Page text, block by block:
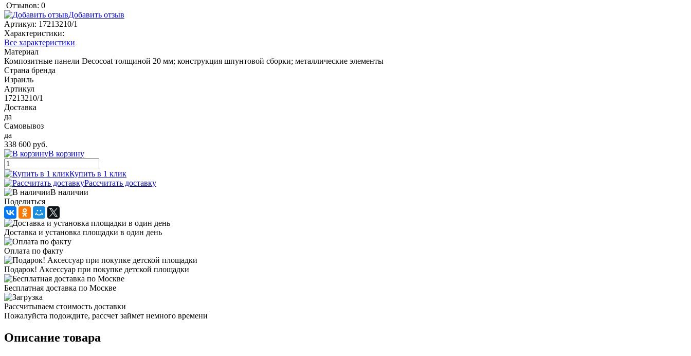
Отзывов: 0
Добавить отзыв
Артикул: 17213210/1
Характеристики:
Все характеристики
Материал
Композитные панели Decocoat толщиной 20 мм; конструкция шпунтовой сборки; металлические элементы
Страна бренда
Израиль
Артикул
17213210/1
Доставка
да
Самовывоз
да
338 600 руб.
В корзину
Купить в 1 клик
Рассчитать доставку
В наличии
Поделиться
Доставка и установка площадки в один день
Оплата по факту
Подарок! Аксессуар при покупке детской площадки
Бесплатная доставка по Москве
Рассчитываем стоимость доставки
Пожалуйста подождите, рассчет займет немного времени
Описание товара